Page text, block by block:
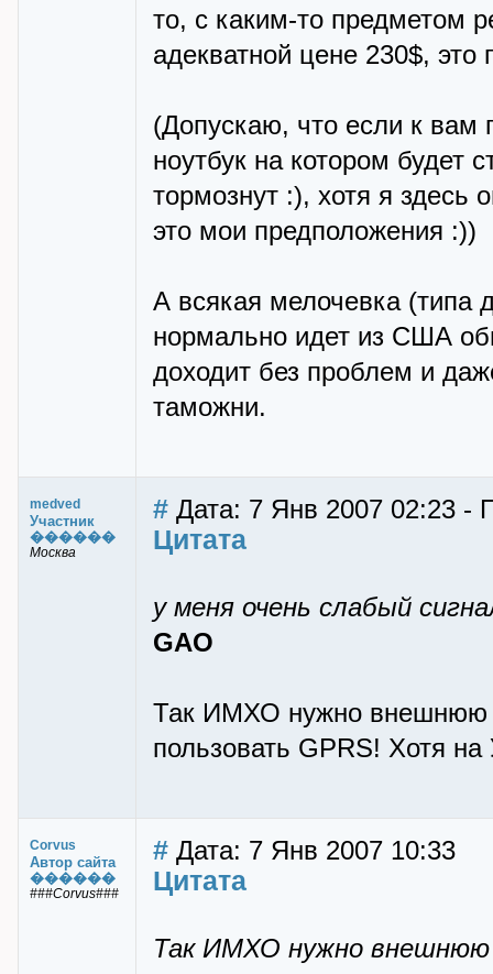
то, с каким-то предметом
адекватной цене 230$, это
(Допускаю, что если к вам
ноутбук на котором будет
тормознут :), хотя я здесь
это мои предположения :))
А всякая мелочевка (типа
нормально идет из США
доходит без проблем и
таможни.
medved
Участник
������
Москва
# Дата: 7 Янв 2007 02:23 -
Цитата
у меня очень слабый
GAO
Так ИМХО нужно внешнюю
пользовать GPRS! Хотя
Corvus
Автор сайта
������
###Corvus###
# Дата: 7 Янв 2007 10:33
Цитата
Так ИМХО нужно внешнюю